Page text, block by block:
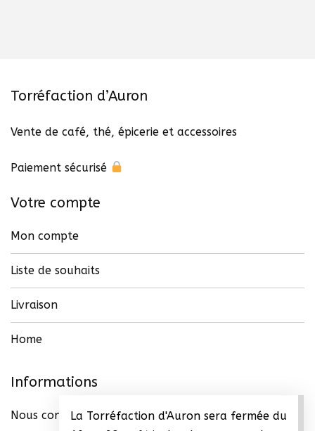
La Torréfaction d'Auron sera fermée du
Torréfaction d’Auron
Vente de café, thé, épicerie et accessoires
Paiement sécurisé
Votre compte
Mon compte
Liste de souhaits
Livraison
Home
Informations
Nous contacter